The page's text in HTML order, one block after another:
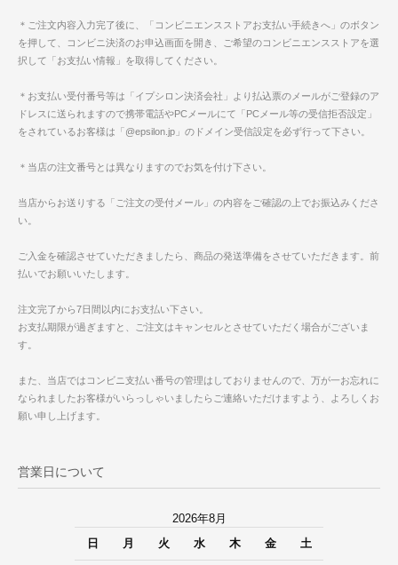
＊ご注文内容入力完了後に、「コンビニエンスストアお支払い手続きへ」のボタン
を押して、コンビニ決済のお申込画面を開き、ご希望のコンビニエンスストアを選
択して「お支払い情報」を取得してください。
＊お支払い受付番号等は「イプシロン決済会社」より払込票のメールがご登録のア
ドレスに送られますので携帯電話やPCメールにて「PCメール等の受信拒否設定」
をされているお客様は「@epsilon.jp」のドメイン受信設定を必ず行って下さい。
＊当店の注文番号とは異なりますのでお気を付け下さい。
当店からお送りする「ご注文の受付メール」の内容をご確認の上でお振込みくださ
い。
ご入金を確認させていただきましたら、商品の発送準備をさせていただきます。前
払いでお願いいたします。
注文完了から7日間以内にお支払い下さい。
お支払期限が過ぎますと、ご注文はキャンセルとさせていただく場合がございま
す。
また、当店ではコンビニ支払い番号の管理はしておりませんので、万が一お忘れに
なられましたお客様がいらっしゃいましたらご連絡いただけますよう、よろしくお
願い申し上げます。
営業日について
2026年8月
日
月 火 水 木 金 土